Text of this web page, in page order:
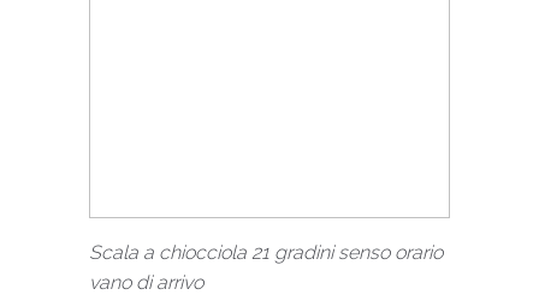
Scala a chiocciola 21 gradini senso orario
vano di arrivo